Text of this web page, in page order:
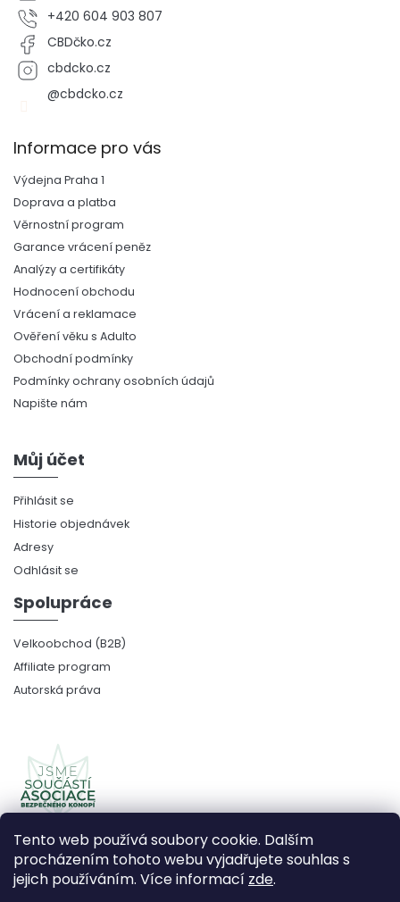
Tento web používá soubory cookie. Dalším
procházením tohoto webu vyjadřujete souhlas s
jejich používáním. Více informací zde.
+420 604 903 807
CBDčko.cz
cbdcko.cz
@cbdcko.cz
Informace pro vás
Výdejna Praha 1
Doprava a platba
Věrnostní program
Garance vrácení peněz
Analýzy a certifikáty
Hodnocení obchodu
Vrácení a reklamace
Ověření věku s Adulto
Obchodní podmínky
Podmínky ochrany osobních údajů
Napište nám
Můj účet
Přihlásit se
Historie objednávek
Adresy
Odhlásit se
Spolupráce
Velkoobchod (B2B)
Affiliate program
Autorská práva